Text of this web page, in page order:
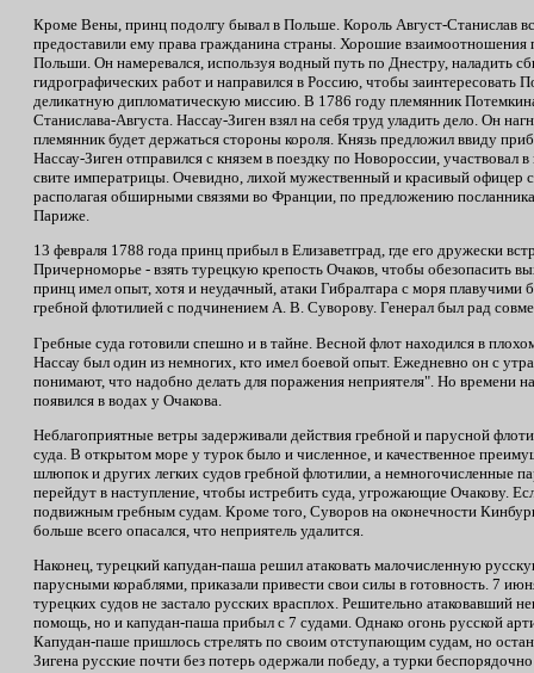
Кроме Вены, принц подолгу бывал в Польше. Король Август-Станислав
предоставили ему права гражданина страны. Хорошие взаимоотношения
Польши. Он намеревался, используя водный путь по Днестру, наладить
гидрографических работ и направился в Россию, чтобы
деликатную дипломатическую миссию. В 1786 году племянник
Станислава-Августа. Нассау-Зиген взял на себя труд уладить дело. Он
племянник будет держаться стороны короля. Князь предложил ввиду
Нассау-Зиген отправился с князем в поездку по Новороссии,
свите императрицы. Очевидно, лихой мужественный и красивый офицер
располагая обширными связями во Франции, по предложению
Париже.
13 февраля 1788 года принц прибыл в Елизаветград, где его дружески
Причерноморье - взять турецкую крепость Очаков, чтобы обезопасить
принц имел опыт, хотя и неудачный, атаки Гибралтара с моря плавучими
гребной флотилией с подчинением А. В. Суворову. Генерал был рад
Гребные суда готовили спешно и в тайне. Весной флот находился в
Нассау был один из немногих, кто имел боевой опыт. Ежедневно он с
понимают, что надобно делать для поражения неприятеля". Но времени
появился в водах у Очакова.
Неблагоприятные ветры задерживали действия гребной и парусной
суда. В открытом море у турок было и численное, и качественное
шлюпок и других легких судов гребной флотилии, а немногочисленные
перейдут в наступление, чтобы истребить суда, угрожающие Очакову.
подвижным гребным судам. Кроме того, Суворов на оконечности
больше всего опасался, что неприятель удалится.
Наконец, турецкий капудан-паша решил атаковать малочисленную
парусными кораблями, приказали привести свои силы в готовность. 7
турецких судов не застало русских врасплох. Решительно атаковавший
помощь, но и капудан-паша прибыл с 7 судами. Однако огонь русской
Капудан-паше пришлось стрелять по своим отступающим судам, но
Зигена русские почти без потерь одержали победу, а турки